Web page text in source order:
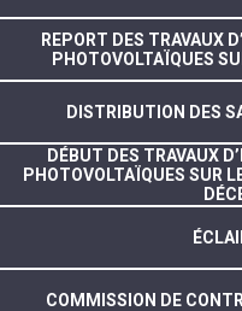
REPORT DES TRAVAUX
PHOTOVOLTAÏQUES
DISTRIBUTION DES
DÉBUT DES TRAVAUX
PHOTOVOLTAÏQUES SUR
COMMISSION DE